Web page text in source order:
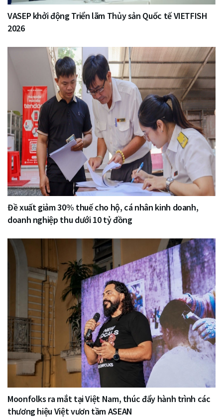
VASEP khởi động Triển lãm Thủy sản Quốc tế VIETFISH
2026
Đề xuất giảm 30% thuế cho hộ, cá nhân kinh doanh,
doanh nghiệp thu dưới 10 tỷ đồng
Moonfolks ra mắt tại Việt Nam, thúc đẩy hành trình các
thương hiệu Việt vươn tầm ASEAN